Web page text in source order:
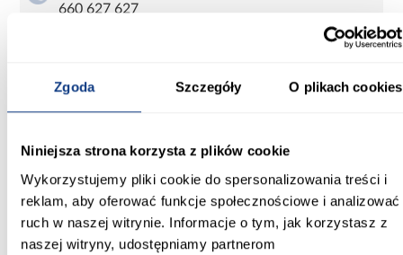
Zgoda Szczegóły O plikach cookies
Niniejsza strona korzysta z plików cookie
Wykorzystujemy pliki cookie do spersonalizowania treści i
reklam, aby oferować funkcje społecznościowe i analizować
ruch w naszej witrynie. Informacje o tym, jak korzystasz z
naszej witryny, udostępniamy partnerom
660 627 627
Front sprzedawany bez uchwytów - trzeba zamówić dodatkowo.
Informacje Transport Informacje o
Producent: